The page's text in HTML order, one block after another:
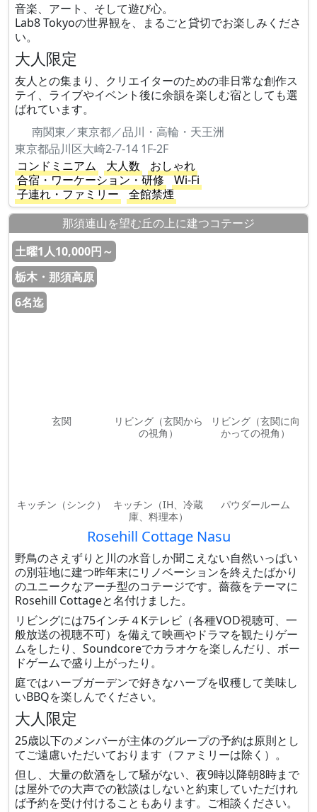
音楽、アート、そして遊び心。
Lab8 Tokyoの世界観を、まるごと貸切でお楽しみくださ
い。
大人限定
友人との集まり、クリエイターのための非日常な創作ス
テイ、ライブやイベント後に余韻を楽しむ宿としても選
ばれています。
南関東／東京都／品川・高輪・天王洲
東京都品川区大崎2-7-14 1F-2F
コンドミニアム
大人数
おしゃれ
合宿・ワーケーション・研修
Wi-Fi
子連れ・ファミリー
全館禁煙
那須連山を望む丘の上に建つコテージ
土曜1人10,000円～
栃木・那須高原
6名迄
玄関
リビング（玄関から
の視角）
リビング（玄関に向
かっての視角）
キッチン（シンク）
キッチン（IH、冷蔵
庫、料理本）
パウダールーム
Rosehill Cottage Nasu
野鳥のさえずりと川の水音しか聞こえない自然いっぱい
の別荘地に建つ昨年末にリノベーションを終えたばかり
のユニークなアーチ型のコテージです。薔薇をテーマに
Rosehill Cottageと名付けました。
リビングには75インチ４Kテレビ（各種VOD視聴可、一
般放送の視聴不可）を備えて映画やドラマを観たりゲー
ムをしたり、Soundcoreでカラオケを楽しんだり、ボー
ドゲームで盛り上がったり。
庭ではハーブガーデンで好きなハーブを収穫して美味し
いBBQを楽しんでください。
大人限定
25歳以下のメンバーが主体のグループの予約は原則とし
てご遠慮いただいております（ファミリーは除く）。
但し、大量の飲酒をして騒がない、夜9時以降朝8時まで
は屋外での大声での歓談はしないと約束していただけれ
ば予約を受け付けることもあります。ご相談ください。